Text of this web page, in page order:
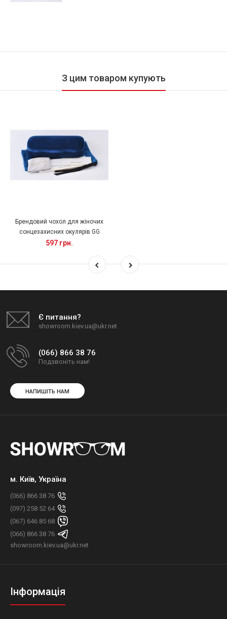
З цим товаром купують
Брендовий чохол для жіночих
сонцезахисних окулярів GG
597 грн.
Є питання?
showroom.kiev.ua@ukr.net
(066) 866 38 76
Подзвоніть нам!
НАПИШІТЬ НАМ
м. Київ, Україна
(066) 866 38 76
(097) 258 52 64
(067) 646 85 68
(066) 866 38 76
showroom.kiev.ua@ukr.net
Інформація